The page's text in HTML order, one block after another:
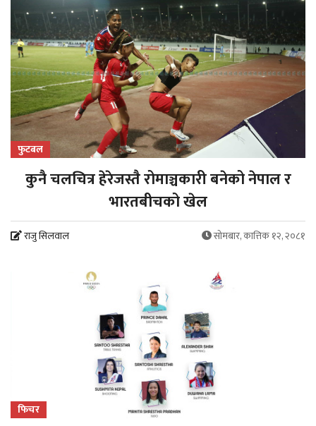
फुटबल
कुनै चलचित्र हेरेजस्तै रोमाञ्चकारी बनेको नेपाल र
भारतबीचको खेल
राजु सिलवाल सोमबार, कात्तिक १२, २०८१
फिचर